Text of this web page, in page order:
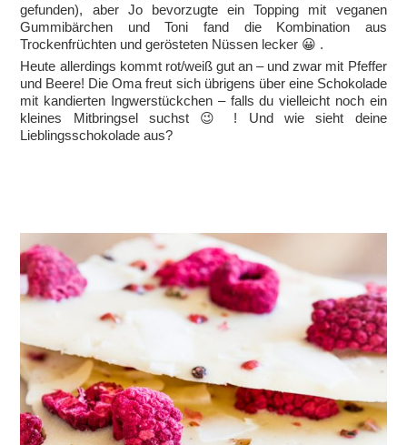
gefunden), aber Jo bevorzugte ein Topping mit veganen
Gummibärchen und Toni fand die Kombination aus
Trockenfrüchten und gerösteten Nüssen lecker 😀 .
Heute allerdings kommt rot/weiß gut an – und zwar mit Pfeffer
und Beere! Die Oma freut sich übrigens über eine Schokolade
mit kandierten Ingwerstückchen – falls du vielleicht noch ein
kleines Mitbringsel suchst 😉 ! Und wie sieht deine
Lieblingsschokolade aus?